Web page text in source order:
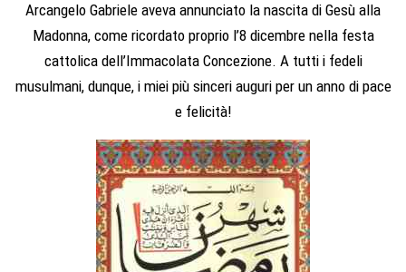
Arcangelo Gabriele aveva annunciato la nascita di Gesù alla
Madonna, come ricordato proprio l’8 dicembre nella festa
cattolica dell’Immacolata Concezione. A tutti i fedeli
musulmani, dunque, i miei più sinceri auguri per un anno di pace
e felicità!